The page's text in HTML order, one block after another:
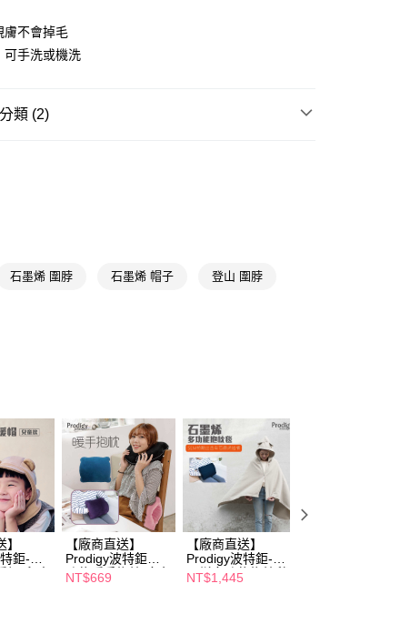
先享後付」】
不需註冊會員、不需綁卡、不需儲值。
數日內，您將收到繳費通知簡訊。
沛科技股份有限公司提供之「AFTEE先享後付」服務完成之
本服務之必要範圍內提供個人資料，並將交易相關給付款項請
予恩沛科技股份有限公司。
人資料處理事宜，請瀏覽以下網址：
terms/#terms3
的使用者請事先徵得法定代理人或監護人之同意方可使用
享後付」，若未經同意申辦者引起之損失，本公司不負相關責
膚不會掉毛
可手洗或機洗
類 (2)
石墨烯 圍脖 石墨烯 帽子 登山 圍脖
】
鉅-熊
帽(兒童
【廠商直送】
Prodigy波特鉅多
功能暖手抱枕-多色
任選
NT$669
【廠商直送】
Prodigy波特鉅-石
墨烯多功能抱枕毯-
多款任選
NT$1,445